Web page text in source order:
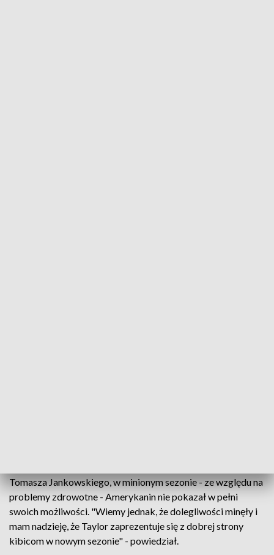
Tomasza Jankowskiego, w minionym sezonie - ze względu na
problemy zdrowotne - Amerykanin nie pokazał w pełni
swoich możliwości. "Wiemy jednak, że dolegliwości minęły i
mam nadzieję, że Taylor zaprezentuje się z dobrej strony
kibicom w nowym sezonie" - powiedział.